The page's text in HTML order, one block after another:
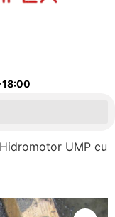
UMP cu